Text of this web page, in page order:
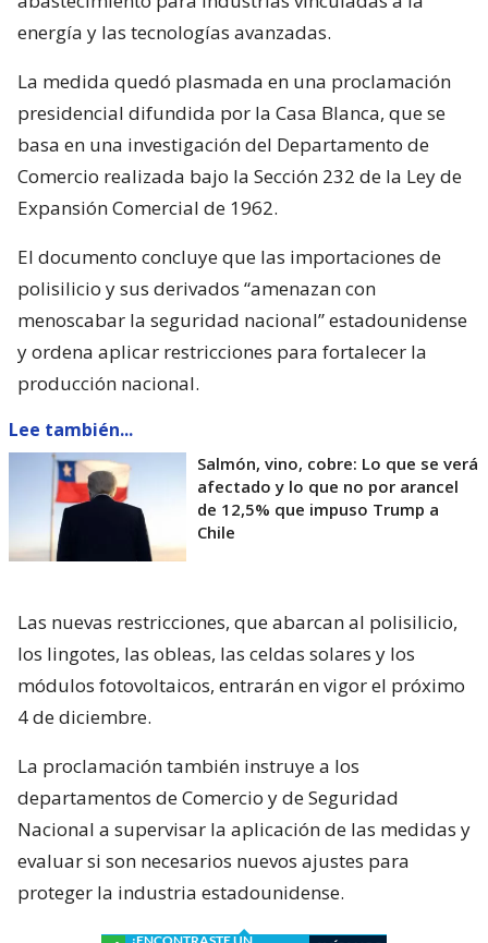
energía y las tecnologías avanzadas.
La medida quedó plasmada en una proclamación
presidencial difundida por la Casa Blanca, que se
basa en una investigación del Departamento de
Comercio realizada bajo la Sección 232 de la Ley de
Expansión Comercial de 1962.
El documento concluye que las importaciones de
polisilicio y sus derivados “amenazan con
menoscabar la seguridad nacional” estadounidense
y ordena aplicar restricciones para fortalecer la
producción nacional.
Lee también...
Salmón, vino, cobre: Lo que se verá
afectado y lo que no por arancel
de 12,5% que impuso Trump a
Chile
Las nuevas restricciones, que abarcan al polisilicio,
los lingotes, las obleas, las celdas solares y los
módulos fotovoltaicos, entrarán en vigor el próximo
4 de diciembre.
La proclamación también instruye a los
departamentos de Comercio y de Seguridad
Nacional a supervisar la aplicación de las medidas y
evaluar si son necesarios nuevos ajustes para
proteger la industria estadounidense.